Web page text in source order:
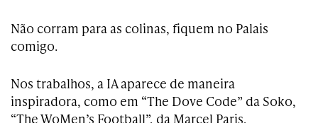
Não corram para as colinas, fiquem no Palais
comigo.
Nos trabalhos, a IA aparece de maneira
inspiradora, como em “The Dove Code” da Soko,
“The WoMen’s Football”, da Marcel Paris,